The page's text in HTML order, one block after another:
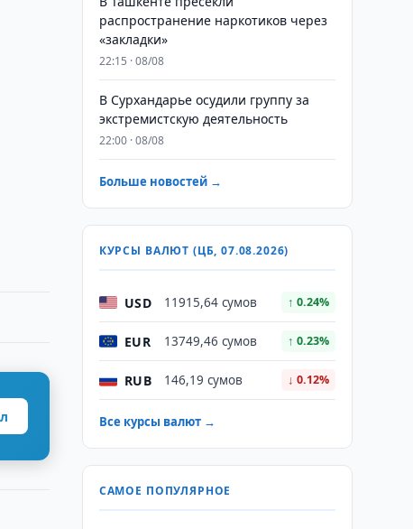
распространение наркотиков через
«закладки»
22:15 · 08/08
В Сурхандарье осудили группу за
экстремистскую деятельность
22:00 · 08/08
Больше новостей →
КУРСЫ ВАЛЮТ (ЦБ, 07.08.2026)
USD 11915,64 сумов ↑ 0.24%
EUR 13749,46 сумов ↑ 0.23%
RUB 146,19 сумов ↓ 0.12%
Все курсы валют →
САМОЕ ПОПУЛЯРНОЕ